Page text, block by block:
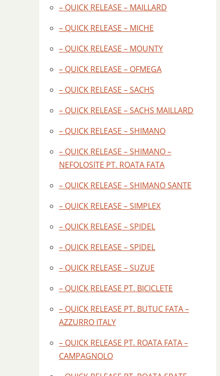
– QUICK RELEASE – MAILLARD
– QUICK RELEASE – MICHE
– QUICK RELEASE – MOUNTY
– QUICK RELEASE – OFMEGA
– QUICK RELEASE – SACHS
– QUICK RELEASE – SACHS MAILLARD
– QUICK RELEASE – SHIMANO
– QUICK RELEASE – SHIMANO –
NEFOLOSITE PT. ROATA FATA
– QUICK RELEASE – SHIMANO SANTE
– QUICK RELEASE – SIMPLEX
– QUICK RELEASE – SPIDEL
– QUICK RELEASE – SPIDEL
– QUICK RELEASE – SUZUE
– QUICK RELEASE PT. BICICLETE
– QUICK RELEASE PT. BUTUC FATA –
AZZURRO ITALY
– QUICK RELEASE PT. ROATA FATA –
CAMPAGNOLO